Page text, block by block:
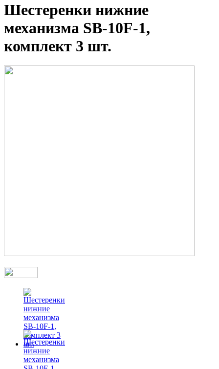
Шестеренки нижние
механизма SB-10F-1,
комплект 3 шт.